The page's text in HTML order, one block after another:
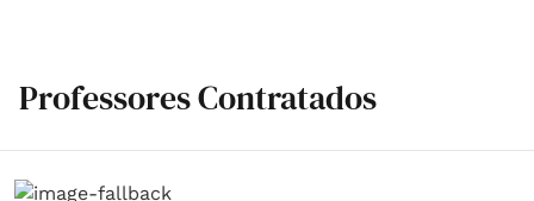
Professores Contratados